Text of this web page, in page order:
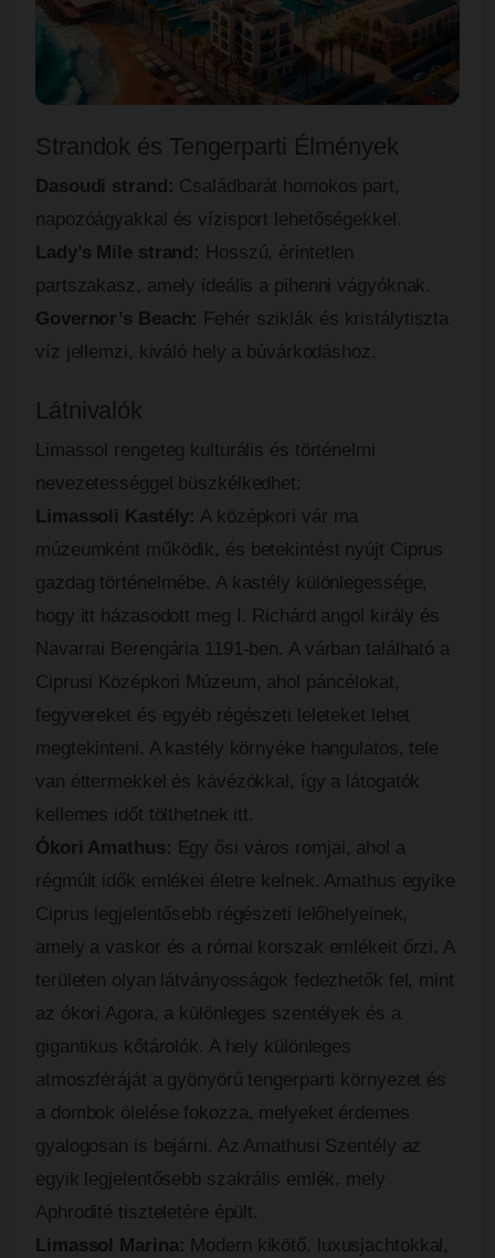
Strandok és Tengerparti Élmények
Dasoudi strand: Családbarát homokos part,
napozóágyakkal és vízisport lehetőségekkel.
Lady’s Mile strand: Hosszú, érintetlen
partszakasz, amely ideális a pihenni vágyóknak.
Governor’s Beach: Fehér sziklák és kristálytiszta
víz jellemzi, kiváló hely a búvárkodáshoz.
Látnivalók
Limassol rengeteg kulturális és történelmi
nevezetességgel büszkélkedhet:
Limassoli Kastély: A középkori vár ma
múzeumként működik, és betekintést nyújt Ciprus
gazdag történelmébe. A kastély különlegessége,
hogy itt házasodott meg I. Richárd angol király és
Navarrai Berengária 1191-ben. A várban található a
Ciprusi Középkori Múzeum, ahol páncélokat,
fegyvereket és egyéb régészeti leleteket lehet
megtekinteni. A kastély környéke hangulatos, tele
van éttermekkel és kávézókkal, így a látogatók
kellemes időt tölthetnek itt.
Ókori Amathus: Egy ősi város romjai, ahol a
régmúlt idők emlékei életre kelnek. Amathus egyike
Ciprus legjelentősebb régészeti lelőhelyeinek,
amely a vaskor és a római korszak emlékeit őrzi. A
területen olyan látványosságok fedezhetők fel, mint
az ókori Agora, a különleges szentélyek és a
gigantikus kőtárolók. A hely különleges
atmoszféráját a gyönyörű tengerparti környezet és
a dombok ölelése fokozza, melyeket érdemes
gyalogosan is bejárni. Az Amathusi Szentély az
egyik legjelentősebb szakrális emlék, mely
Aphrodité tiszteletére épült.
Limassol Marina: Modern kikötő, luxusjachtokkal,